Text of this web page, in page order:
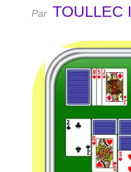
Par TOULLEC